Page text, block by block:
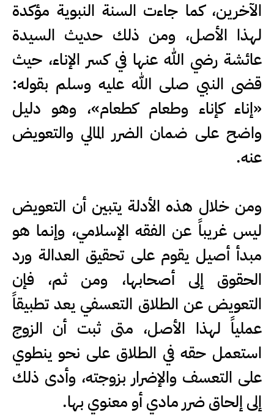
الآخرين، كما جاءت السنة النبوية مؤكدة
لهذا الأصل، ومن ذلك حديث السيدة
عائشة رضي الله عنها في كسر الإناء، حيث
قضى النبي صلى الله عليه وسلم بقوله:
«إناء كإناء وطعام كطعام»، وهو دليل
واضح على ضمان الضرر المالي والتعويض
عنه.
ومن خلال هذه الأدلة يتبين أن التعويض
ليس غريباً عن الفقه الإسلامي، وإنما هو
مبدأ أصيل يقوم على تحقيق العدالة ورد
الحقوق إلى أصحابها، ومن ثم، فإن
التعويض عن الطلاق التعسفي يعد تطبيقاً
عملياً لهذا الأصل، متى ثبت أن الزوج
استعمل حقه في الطلاق على نحو ينطوي
على التعسف والإضرار بزوجته، وأدى ذلك
إلى إلحاق ضرر مادي أو معنوي بها.